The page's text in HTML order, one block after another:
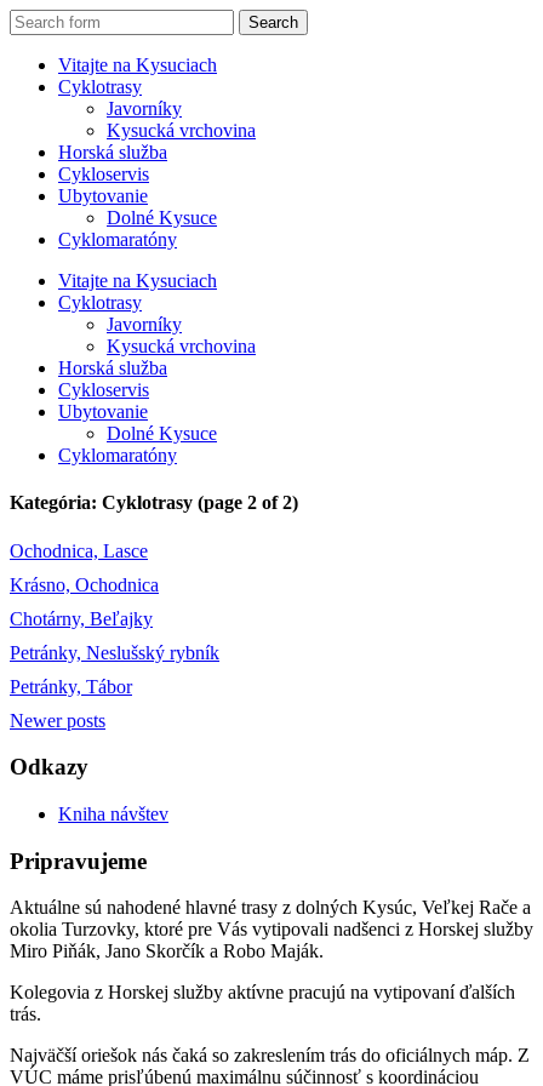
Vitajte na Kysuciach
Cyklotrasy
Javorníky
Kysucká vrchovina
Horská služba
Cykloservis
Ubytovanie
Dolné Kysuce
Cyklomaratóny
Vitajte na Kysuciach
Cyklotrasy
Javorníky
Kysucká vrchovina
Horská služba
Cykloservis
Ubytovanie
Dolné Kysuce
Cyklomaratóny
Kategória: Cyklotrasy (page 2 of 2)
Ochodnica, Lasce
Krásno, Ochodnica
Chotárny, Beľajky
Petránky, Neslušský rybník
Petránky, Tábor
Newerposts
Odkazy
Kniha návštev
Pripravujeme
Aktuálne sú nahodené hlavné trasy z dolných Kysúc, Veľkej Rače a
okolia Turzovky, ktoré pre Vás vytipovali nadšenci z Horskej služby
Miro Piňák, Jano Skorčík a Robo Maják.
Kolegovia z Horskej služby aktívne pracujú na vytipovaní ďalších
trás.
Najväčší oriešok nás čaká so zakreslením trás do oficiálnych máp. Z
VÚC máme prisľúbenú maximálnu súčinnosť s koordináciou
Get 30% off your first purchase